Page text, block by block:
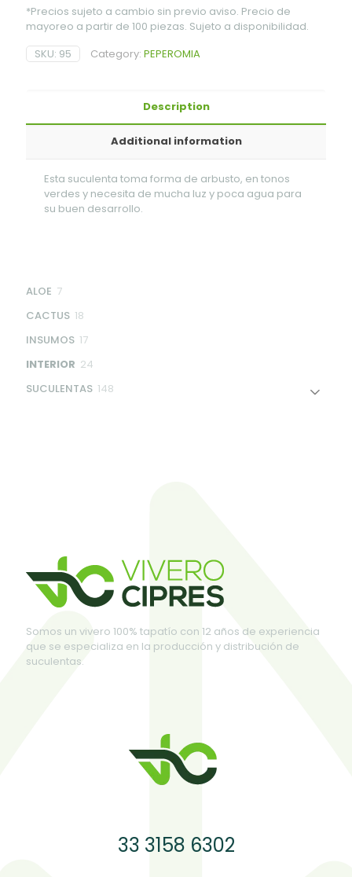
*Precios sujeto a cambio sin previo aviso. Precio de
mayoreo a partir de 100 piezas. Sujeto a disponibilidad.
SKU: 95 Category: PEPEROMIA
Description
Additional information
Esta suculenta toma forma de arbusto, en tonos
verdes y necesita de mucha luz y poca agua para
su buen desarrollo.
ALOE 77
CACTUS 18
INSUMOS 1717
INTERIOR 24
SUCULENTAS 148
Somos un vivero 100% tapatío con 12 años de experiencia
que se especializa en la producción y distribución de
suculentas.
33 3158 6302